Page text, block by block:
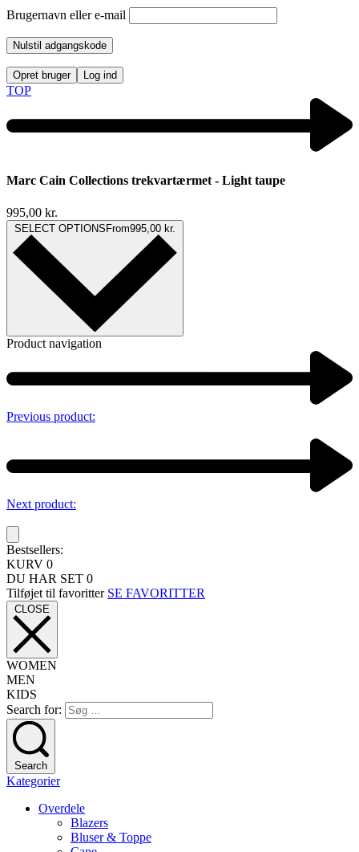
Brugernavn eller e-mail
Nulstil adgangskode
Opret bruger Log ind
TOP
Marc Cain Collections trekvartærmet - Light taupe
995,00 kr.
SELECT OPTIONSFrom995,00 kr.
Product navigation
Previous product:
Next product:
Bestsellers:
KURV 0
DU HAR SET 0
Tilføjet til favoritter SE FAVORITTER
CLOSE
WOMEN
MEN
KIDS
Search for:
Search
Kategorier
Overdele
Blazers
Bluser & Toppe